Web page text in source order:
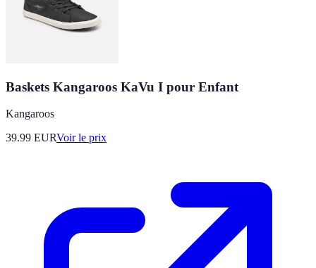
Baskets Kangaroos KaVu I pour Enfant
Kangaroos
39.99 EURVoir le prix